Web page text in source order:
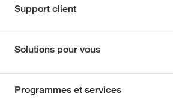
Support client
Solutions pour vous
Programmes et services